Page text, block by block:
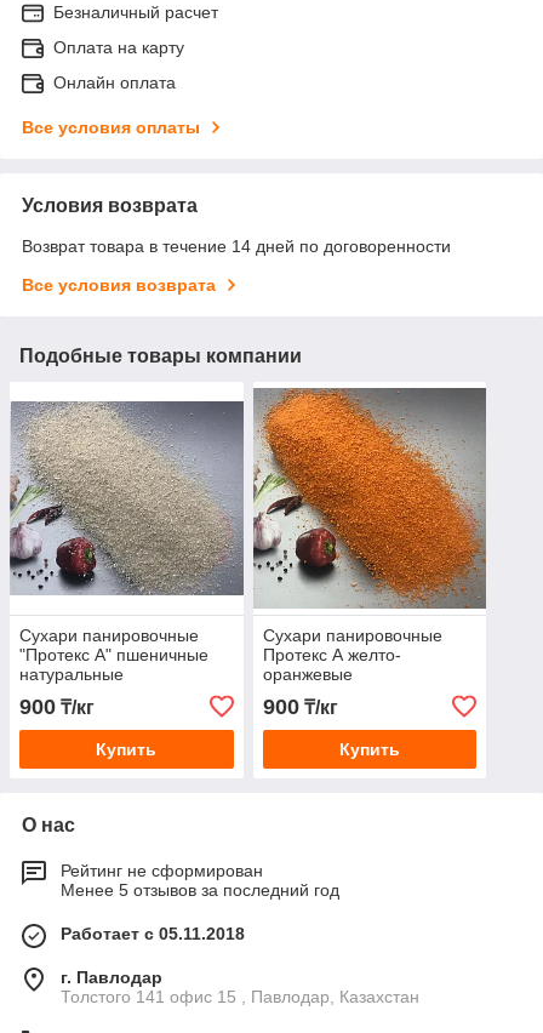
Безналичный расчет
Оплата на карту
Онлайн оплата
Все условия оплаты
Условия возврата
Возврат товара в течение 14 дней по договоренности
Все условия возврата
Подобные товары компании
Сухари панировочные
"Протекс А" пшеничные
натуральные
900 ₸/кг
Купить
Сухари панировочные
Протекс А желто-
оранжевые
900₸/кг
Купить
О нас
Рейтинг не сформирован
Менее 5 отзывов за последний год
Работает с 05.11.2018
г. Павлодар
Толстого 141 офис 15 , Павлодар, Казахстан